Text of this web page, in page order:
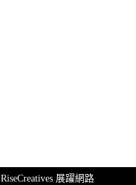
RiseCreatives 展躍網路